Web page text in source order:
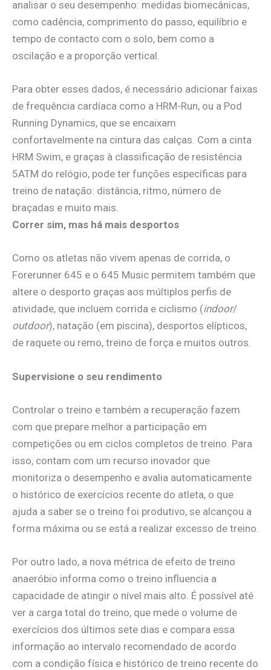
analisar o seu desempenho: medidas biomecânicas,
como cadência, comprimento do passo, equilíbrio e
tempo de contacto com o solo, bem como a
oscilação e a proporção vertical.
Para obter esses dados, é necessário adicionar faixas
de frequência cardíaca como a HRM-Run, ou a Pod
Running Dynamics, que se encaixam
confortavelmente na cintura das calças. Com a cinta
HRM Swim, e graças à classificação de resistência
5ATM do relógio, pode ter funções específicas para
treino de natação: distância, ritmo, número de
braçadas e muito mais.
Correr sim, mas há mais desportos
Como os atletas não vivem apenas de corrida, o
Forerunner 645 e o 645 Music permitem também que
altere o desporto graças aos múltiplos perfis de
atividade, que incluem corrida e ciclismo (indoor/
outdoor), natação (em piscina), desportos elípticos,
de raquete ou remo, treino de força e muitos outros.
Supervisione o seu rendimento
Controlar o treino e também a recuperação fazem
com que prepare melhor a participação em
competições ou em ciclos completos de treino. Para
isso, contam com um recurso inovador que
monitoriza o desempenho e avalia automaticamente
o histórico de exercícios recente do atleta, o que
ajuda a saber se o treino foi produtivo, se alcançou a
forma máxima ou se está a realizar excesso de treino.
Por outro lado, a nova métrica de efeito de treino
anaeróbio informa como o treino influencia a
capacidade de atingir o nível mais alto. É possível até
ver a carga total do treino, que mede o volume de
exercícios dos últimos sete dias e compara essa
informação ao intervalo recomendado de acordo
com a condição física e histórico de treino recente do